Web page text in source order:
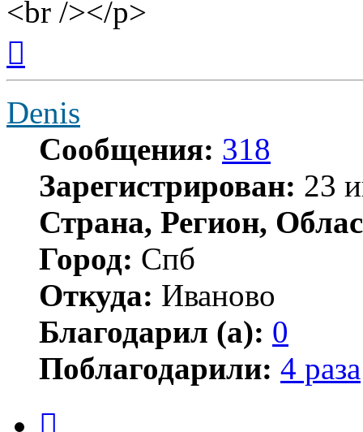
<br /></p>
началу
Denis
Сообщения: 318
Зарегистрирован: 23
Страна, Регион,
Город: Спб
Откуда: Иваново
Благодарил (а): 0
Поблагодарили: 4 раза